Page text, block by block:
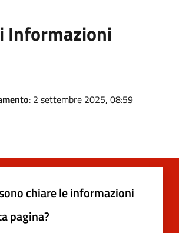
Informazioni
: 2 settembre 2025, 08:59
chiare le informazioni
pagina?